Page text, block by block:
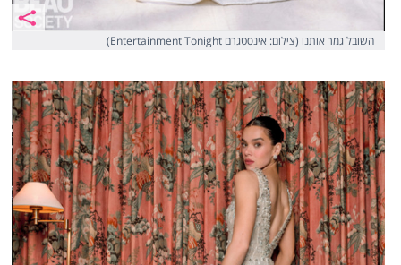
השובל גמר אותנו (צילום: אינסטגרם Entertainment Tonight)